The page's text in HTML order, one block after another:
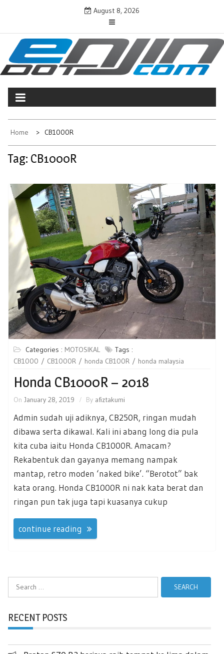
August 8, 2026
ENJINDOTCOM
Perjalanan Dunia Permotoran
Home CB1000R
Tag: CB1000R
Categories : MOTOSIKAL
Tags :
CB1000
CB1000R honda CB100R honda malaysia
Honda CB1000R – 2018
On January 28, 2019 By afiztakumi
Admin sudah uji adiknya, CB250R, ringan mudah
dibawa serta dikawal. Kali ini abang long dia pula
kita cuba iaitu Honda CB1000R. Amacam?
Rekabentuk dan gayanya memang nampak
mantap, retro moden ‘naked bike’. “Berotot” bak
kata orang. Honda CB1000R ni nak kata berat dan
ringan pun tak juga tapi kuasanya cukup
continue reading
RECENT POSTS